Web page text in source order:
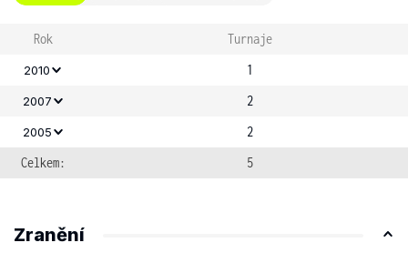
Rok Turnaje
2010 1
2007 2
2005
2
Celkem:
5
Zranění